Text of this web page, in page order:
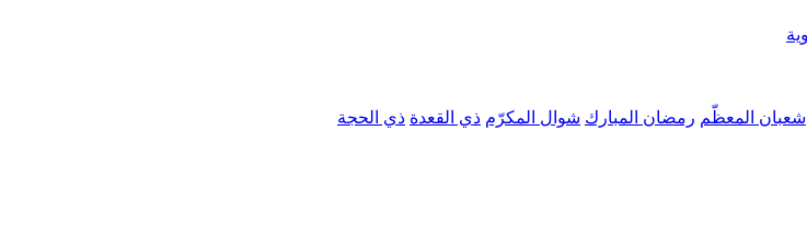
شعبان المعظّم رمضان المبارك شوال المكرّم ذي القعدة ذي الحجة